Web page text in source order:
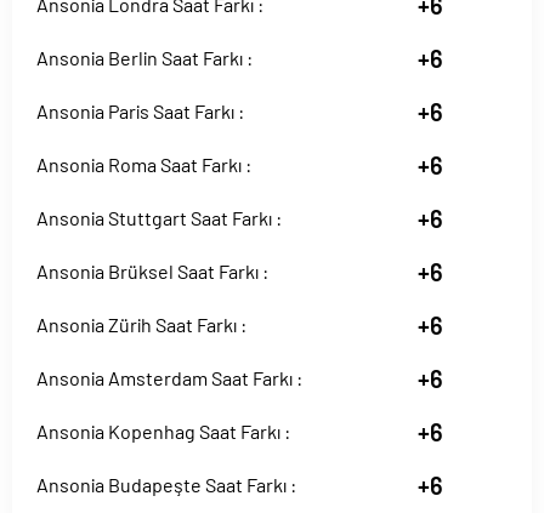
Ansonia Berlin Saat Farkı : +6
Ansonia Paris Saat Farkı : +6
Ansonia Roma Saat Farkı : +6
Ansonia Stuttgart Saat Farkı : +6
Ansonia Brüksel Saat Farkı : +6
Ansonia Zürih Saat Farkı : +6
Ansonia Amsterdam Saat Farkı : +6
Ansonia Kopenhag Saat Farkı : +6
Ansonia Budapeşte Saat Farkı : +6